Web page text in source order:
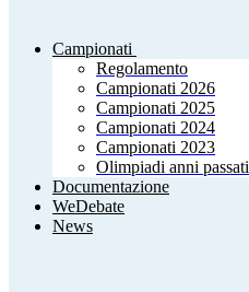
Campionati
Regolamento
Campionati 2026
Campionati 2025
Campionati 2024
Campionati 2023
Olimpiadi anni passati
Documentazione
WeDebate
News